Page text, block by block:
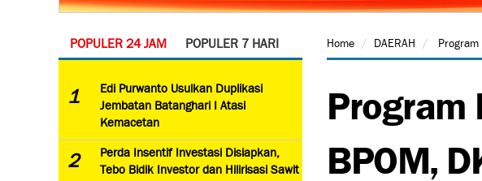
POPULER 24 JAM POPULER 7 HARI
1
Edi Purwanto Usulkan Duplikasi
Jembatan Batanghari I Atasi
Kemacetan
2
Perda Insentif Investasi Disiapkan,
Tebo Bidik Investor dan Hilirisasi Sawit
Home DAERAH
Program
BPOM,